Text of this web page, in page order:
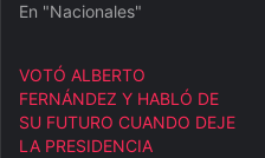
En "Nacionales"
VOTÓ ALBERTO
FERNÁNDEZ Y HABLÓ DE
SU FUTURO CUANDO DEJE
LA PRESIDENCIA